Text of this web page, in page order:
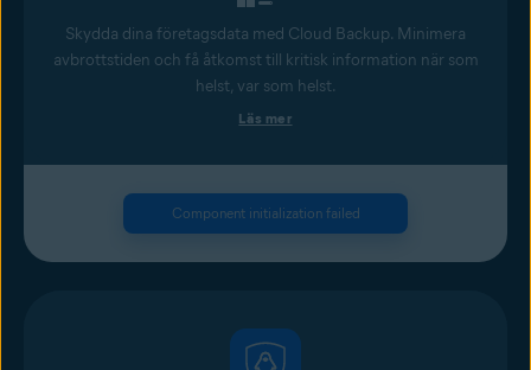
Skydda dina företagsdata med Cloud Backup. Minimera
avbrottstiden och få åtkomst till kritisk information när som
helst, var som helst.
Läs mer
Component initialization failed